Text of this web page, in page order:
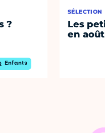
?
Enfants
SÉLECTION
Les
en août